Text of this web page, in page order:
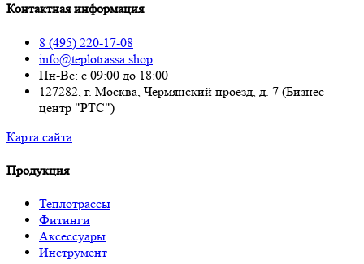
Контактная информация
8 (495) 220-17-08
info@teplotrassa.shop
Пн-Вс: с 09:00 до 18:00
127282, г. Москва, Чермянский проезд, д. 7 (Бизнес
центр "РТС")
Карта сайта
Продукция
Теплотрассы
Фитинги
Аксессуары
Инструмент